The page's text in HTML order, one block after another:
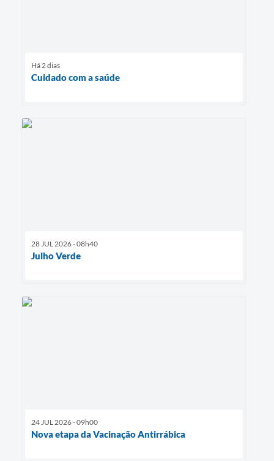
Há 2 dias
Cuidado com a saúde
28 JUL 2026 - 08h40
Julho Verde
24 JUL 2026 - 09h00
Nova etapa da Vacinação Antirrábica